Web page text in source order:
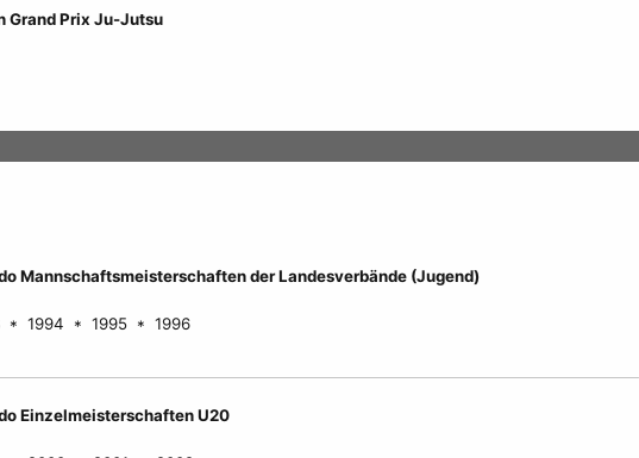
Grand Prix Ju-Jutsu
Mannschaftsmeisterschaften der Landesverbände (Jugend)
* 1994 * 1995 * 1996
Einzelmeisterschaften U20